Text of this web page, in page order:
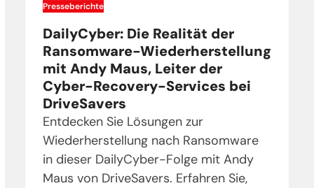
Presseberichte
DailyCyber: Die Realität der
Ransomware-Wiederherstellung
mit Andy Maus, Leiter der
Cyber-Recovery-Services bei
DriveSavers
Entdecken Sie Lösungen zur
Wiederherstellung nach Ransomware
in dieser DailyCyber-Folge mit Andy
Maus von DriveSavers. Erfahren Sie,